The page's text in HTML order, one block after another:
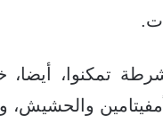
تمكنوا، أيضا،
والحشيش،